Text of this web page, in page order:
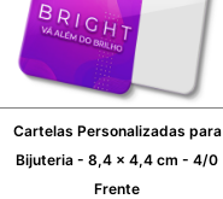
Cartelas Personalizadas para
Bijuteria - 8,4 x 4,4 cm - 4/0
Frente